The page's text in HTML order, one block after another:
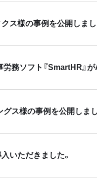
ス様の事例を公開しま
労務ソフト『SmartHR』
ス様の事例を公開しま
いただきました。